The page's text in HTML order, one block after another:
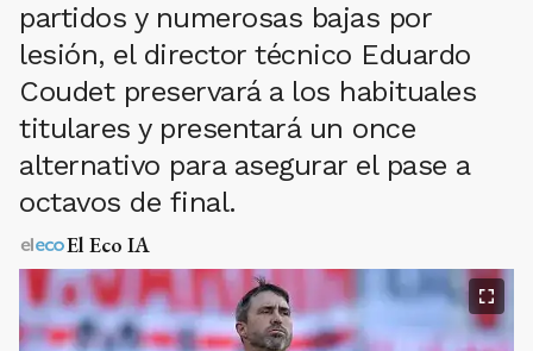
partidos y numerosas bajas por
lesión, el director técnico Eduardo
Coudet preservará a los habituales
titulares y presentará un once
alternativo para asegurar el pase a
octavos de final.
El Eco IA